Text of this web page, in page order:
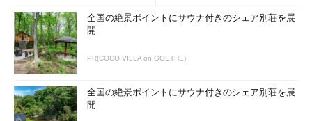
全国の絶景ポイントにサウナ付きのシェア別荘を展
開
PR(COCO VILLA on GOETHE)
全国の絶景ポイントにサウナ付きのシェア別荘を展
開